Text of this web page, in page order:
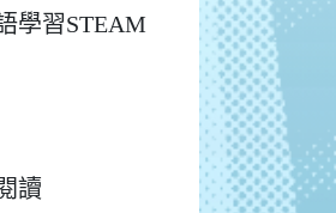
學習STEAM
讀